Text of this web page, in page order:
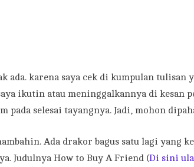
ada. karena saya cek di kumpulan tulisan
ikutin atau meninggalkannya di kesan
pada selesai tayangnya. Jadi, mohon
Ada drakor bagus satu lagi yang
Judulnya How to Buy A Friend (Di sini